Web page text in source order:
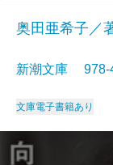
奥田亜希子／
新潮文庫
文庫電子書籍あり